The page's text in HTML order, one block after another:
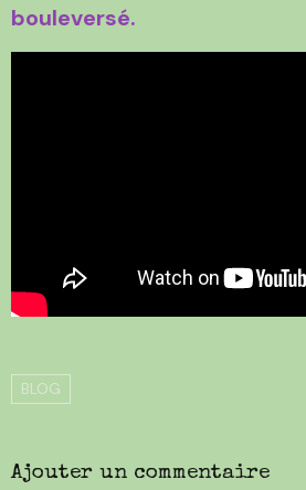
bouleversé.
BLOG
Ajouter un commentaire